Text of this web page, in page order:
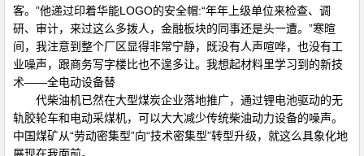
客。”他递过印着华能LOGO的安全帽:“年年上级单位来检查、调
研、审计，来过这么多拨人，金融板块的同事还是头一遭。”寒暄
间，我注意到整个厂区显得非常宁静，既没有人声喧哗，也没有工
业噪声，跟商务写字楼比也不遑多让。我想起材料里学习到的新技
术——全电动设备替
代柴油机已然在大型煤炭企业落地推广，通过锂电池驱动的无
轨胶轮车和电动采煤机，可以大大减少传统柴油动力设备的噪声。
中国煤矿从“劳动密集型”向“技术密集型”转型升级，就这么具象化地